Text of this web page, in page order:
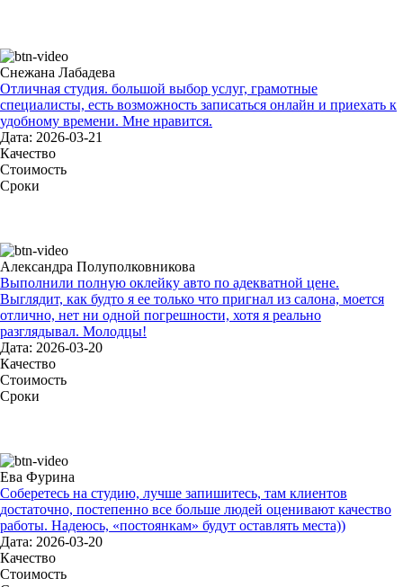
Снежана Лабадева
Отличная студия. большой выбор услуг, грамотные
специалисты, есть возможность записаться онлайн и приехать к
удобному времени. Мне нравится.
Дата: 2026-03-21
Качество
Стоимость
Сроки
Александра Полуполковникова
Выполнили полную оклейку авто по адекватной цене.
Выглядит, как будто я ее только что пригнал из салона, моется
отлично, нет ни одной погрешности, хотя я реально
разглядывал. Молодцы!
Дата: 2026-03-20
Качество
Стоимость
Сроки
Ева Фурина
Соберетесь на студию, лучше запишитесь, там клиентов
достаточно, постепенно все больше людей оценивают качество
работы. Надеюсь, «постоянкам» будут оставлять места))
Дата: 2026-03-20
Качество
Стоимость